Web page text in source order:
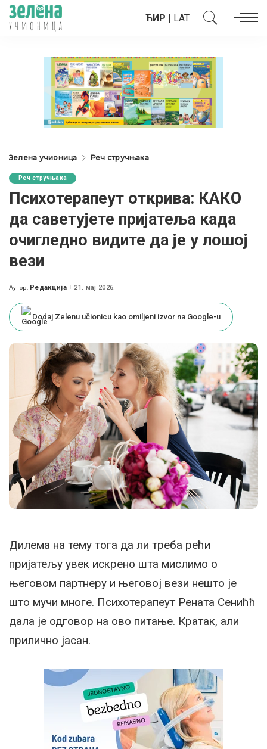
ЋИР | LAT
Зелена учионица Реч стручњака
Реч стручњака
Психотерапеут открива: КАКО
да саветујете пријатеља када
очигледно видите да је у лошој
вези
Posted
Аутор: Редакција 21. мај 2026.
Dodaj Zelenu učionicu kao omiljeni izvor na Google-u
Дилема на тему тога да ли треба рећи
пријатељу увек искрено шта мислимо о
његовом партнеру и његовој вези нешто је
што мучи многе. Психотерапеут Рената Сенићћ
дала је одговор на ово питање. Кратак, али
прилично јасан.